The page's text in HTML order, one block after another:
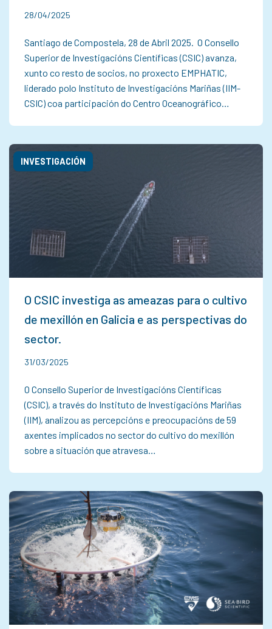
28/04/2025
Santiago de Compostela, 28 de Abril 2025. O Consello
Superior de Investigacións Científicas (CSIC) avanza,
xunto co resto de socios, no proxecto EMPHATIC,
liderado polo Instituto de Investigacións Mariñas (IIM-
CSIC) coa participación do Centro Oceanográfico…
O CSIC investiga as ameazas para o cultivo
de mexillón en Galicia e as perspectivas do
sector.
INVESTIGACIÓN
31/03/2025
O Consello Superior de Investigacións Científicas
(CSIC), a través do Instituto de Investigacións Mariñas
(IIM), analizou as percepcións e preocupacións de 59
axentes implicados no sector do cultivo do mexillón
sobre a situación que atravesa…